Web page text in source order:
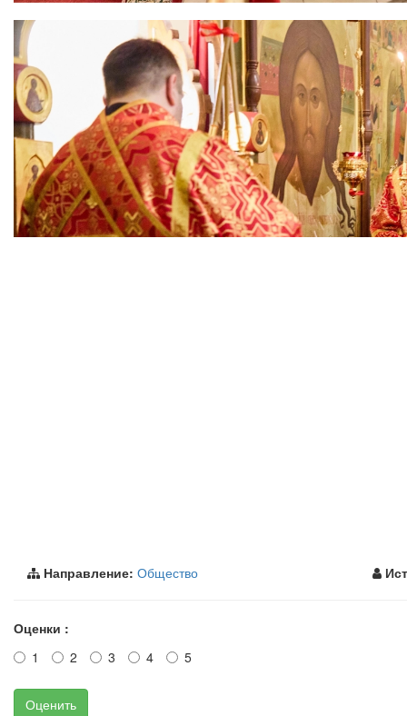
Направление: Общество
Оценки :
1
2 3 4 5
Оценить